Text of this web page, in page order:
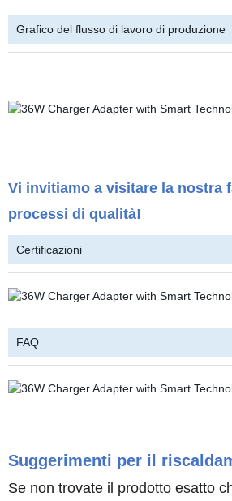
Grafico del flusso di lavoro di produzione
Vi invitiamo a visitare la nostra
processi di qualità!
Certificazioni
FAQ
Suggerimenti per il
Se non trovate il prodotto esatto